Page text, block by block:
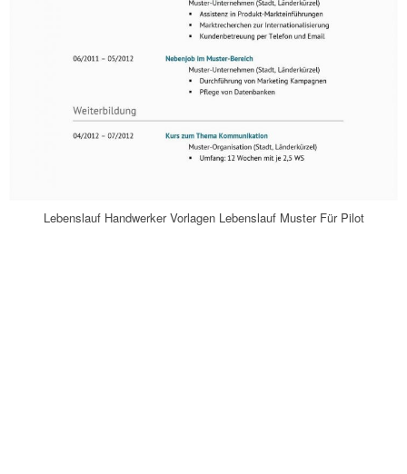
Lebenslauf Handwerker Vorlagen Lebenslauf Muster Für Pilot